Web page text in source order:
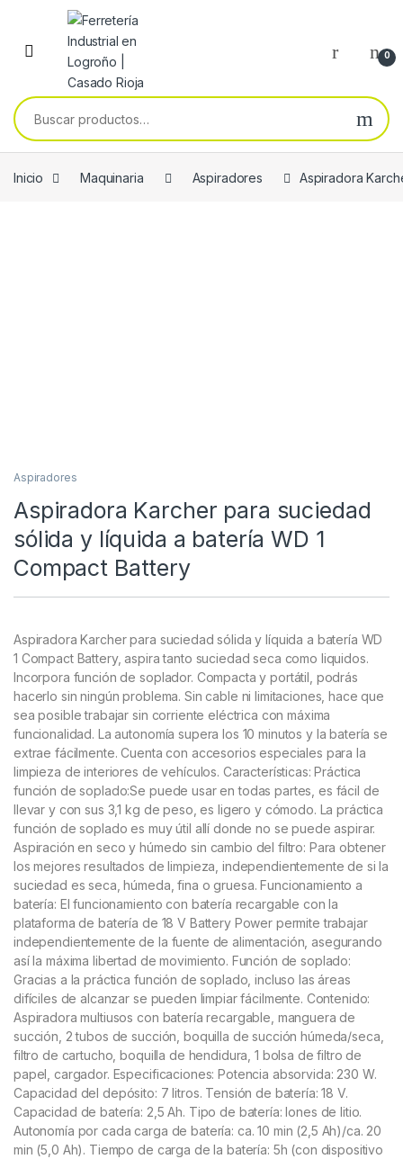
Skip to navigation
Skip to content
0
Buscar por:
Inicio Maquinaria Aspiradores Aspiradora
Aspiradores
Aspiradora Karcher para suciedad
sólida y líquida a batería WD 1
Compact Battery
Aspiradora Karcher para suciedad sólida y líquida a batería WD
1 Compact Battery, aspira tanto suciedad seca como liquidos.
Incorpora función de soplador. Compacta y portátil, podrás
hacerlo sin ningún problema. Sin cable ni limitaciones, hace que
sea posible trabajar sin corriente eléctrica con máxima
funcionalidad. La autonomía supera los 10 minutos y la batería se
extrae fácilmente. Cuenta con accesorios especiales para la
limpieza de interiores de vehículos. Características: Práctica
función de soplado:Se puede usar en todas partes, es fácil de
llevar y con sus 3,1 kg de peso, es ligero y cómodo. La práctica
función de soplado es muy útil allí donde no se puede aspirar.
Aspiración en seco y húmedo sin cambio del filtro: Para obtener
los mejores resultados de limpieza, independientemente de si la
suciedad es seca, húmeda, fina o gruesa. Funcionamiento a
batería: El funcionamiento con batería recargable con la
plataforma de batería de 18 V Battery Power permite trabajar
independientemente de la fuente de alimentación, asegurando
así la máxima libertad de movimiento. Función de soplado:
Gracias a la práctica función de soplado, incluso las áreas
difíciles de alcanzar se pueden limpiar fácilmente. Contenido:
Aspiradora multiusos con batería recargable, manguera de
succión, 2 tubos de succión, boquilla de succión húmeda/seca,
filtro de cartucho, boquilla de hendidura, 1 bolsa de filtro de
papel, cargador. Especificaciones: Potencia absorvida: 230 W.
Capacidad del depósito: 7 litros. Tensión de batería: 18 V.
Capacidad de batería: 2,5 Ah. Tipo de batería: Iones de litio.
Autonomía por cada carga de batería: ca. 10 min (2,5 Ah)/ca. 20
min (5,0 Ah). Tiempo de carga de la batería: 5h (con dispositivo